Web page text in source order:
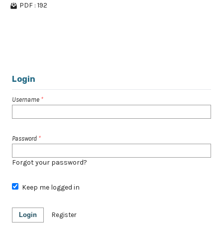
PDF : 192
Login
Username *
Password *
Forgot your password?
Keep me logged in
Login Register